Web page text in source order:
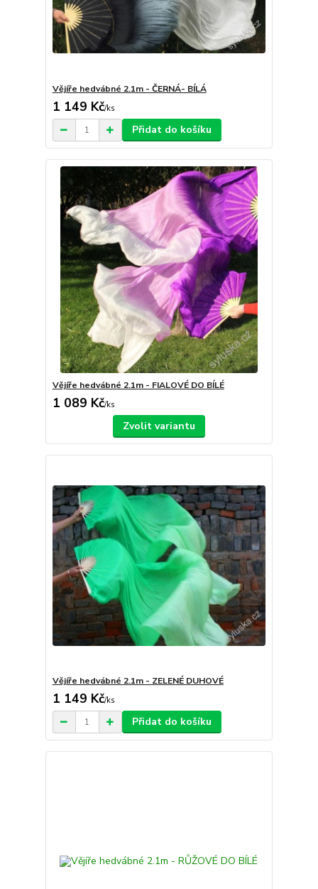
Vějíře hedvábné 2.1m - ČERNÁ- BÍLÁ
1 149 Kč/ks
Přidat do košíku
Vějíře hedvábné 2.1m - FIALOVÉ DO BÍLÉ
1 089 Kč/ks
Zvolit variantu
Vějíře hedvábné 2.1m - ZELENÉ DUHOVÉ
1 149 Kč/ks
Přidat do košíku